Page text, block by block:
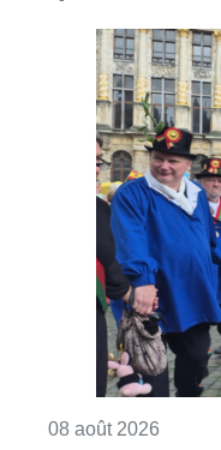
08 août 2026